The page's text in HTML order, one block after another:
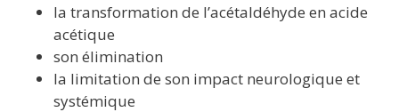
la transformation de l’acétaldéhyde en acide
acétique
son élimination
la limitation de son impact neurologique et
systémique